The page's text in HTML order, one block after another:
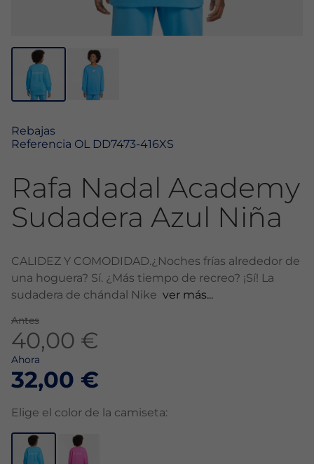
Rebajas
Referencia OL DD7473-416XS
Rafa Nadal Academy
Sudadera Azul Niña
CALIDEZ Y COMODIDAD.¿Noches frías alrededor de
una hoguera? Sí. ¿Más tiempo de recreo? ¡Sí! La
sudadera de chándal Nike ver más...
Antes
40,00 €
Ahora
32,00 €
Elige el color de la camiseta: